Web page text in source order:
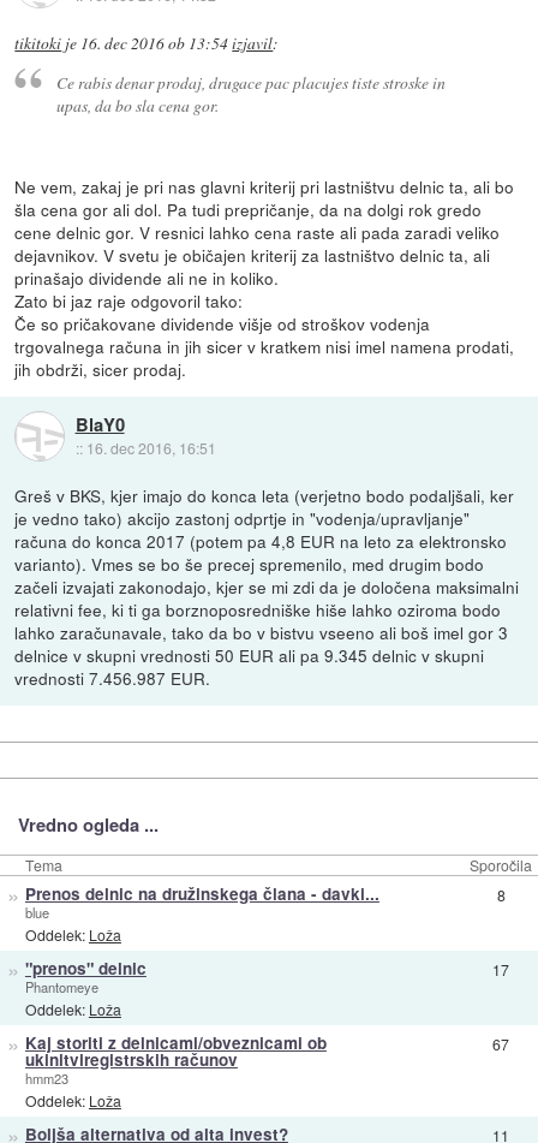
tikitoki je 16. dec 2016 ob 13:54izjavil:
Ce rabis denar prodaj, drugace pac placujes tiste stroske in
upas, da bo sla cena gor.
Ne vem, zakaj je pri nas glavni kriterij pri lastništvu delnic ta, ali bo
šla cena gor ali dol. Pa tudi prepričanje, da na dolgi rok gredo
cene delnic gor. V resnici lahko cena raste ali pada zaradi veliko
dejavnikov. V svetu je običajen kriterij za lastništvo delnic ta, ali
prinašajo dividende ali ne in koliko.
Zato bi jaz raje odgovoril tako:
Če so pričakovane dividende višje od stroškov vodenja
trgovalnega računa in jih sicer v kratkem nisi imel namena prodati,
jih obdrži, sicer prodaj.
BlaY0
:: 16. dec 2016, 16:51
Greš v BKS, kjer imajo do konca leta (verjetno bodo podaljšali, ker
je vedno tako) akcijo zastonj odprtje in "vodenja/upravljanje"
računa do konca 2017 (potem pa 4,8 EUR na leto za elektronsko
varianto). Vmes se bo še precej spremenilo, med drugim bodo
začeli izvajati zakonodajo, kjer se mi zdi da je določena maksimalni
relativni fee, ki ti ga borznoposredniške hiše lahko oziroma bodo
lahko zaračunavale, tako da bo v bistvu vseeno ali boš imel gor 3
delnice v skupni vrednosti 50 EUR ali pa 9.345 delnic v skupni
vrednosti 7.456.987 EUR.
Vredno ogleda ...
Tema Sporočila
» Prenos delnic na družinskega člana - davki...
blue
Oddelek: Loža
8
» "prenos" delnic
Phantomeye
Oddelek: Loža
17
» Kaj storiti z delnicami/obveznicami ob
ukinitviregistrskih računov
hmm23
Oddelek: Loža
67
» Boljša alternativa od alta invest? 11